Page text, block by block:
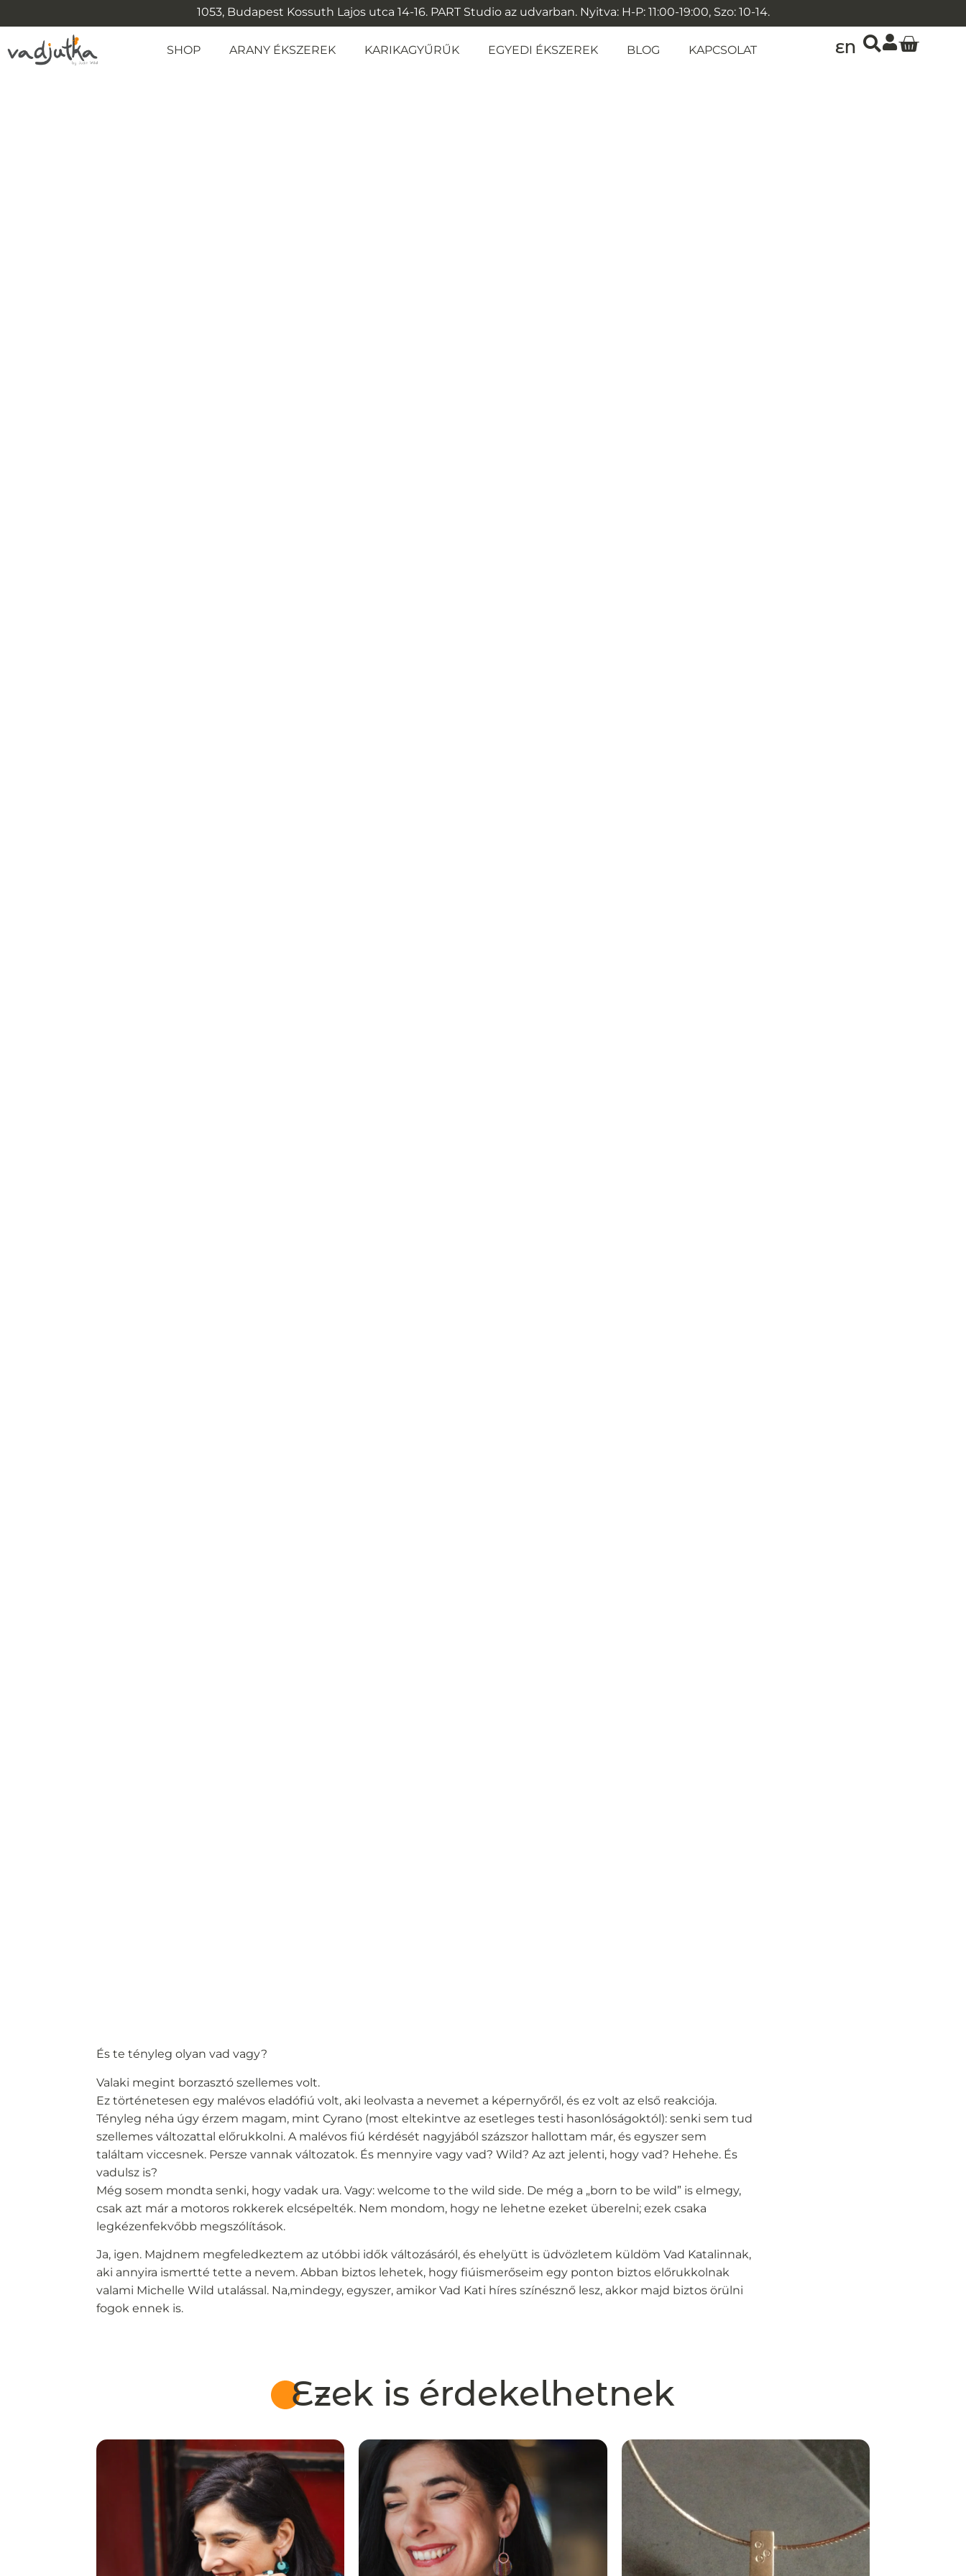
1053, Budapest Kossuth Lajos utca 14-16. PART Studio az udvarban. Nyitva: H-P: 11:00-19:00, Szo: 10-14.
SHOP ARANY ÉKSZEREK KARIKAGYŰRŰK EGYEDI ÉKSZEREK BLOG KAPCSOLAT EN
És te tényleg olyan vad vagy?
Valaki megint borzasztó szellemes volt.
Ez történetesen egy malévos eladófiú volt, aki leolvasta a nevemet a képernyőről, és ez volt az első reakciója.
Tényleg néha úgy érzem magam, mint Cyrano (most eltekintve az esetleges testi hasonlóságoktól): senki sem tud
szellemes változattal előrukkolni. A malévos fiú kérdését nagyjából százszor hallottam már, és egyszer sem
találtam viccesnek. Persze vannak változatok. És mennyire vagy vad? Wild? Az azt jelenti, hogy vad? Hehehe. És
vadulsz is?
Még sosem mondta senki, hogy vadak ura. Vagy: welcome to the wild side. De még a „born to be wild” is elmegy,
csak azt már a motoros rokkerek elcsépelték. Nem mondom, hogy ne lehetne ezeket überelni; ezek csaka
legkézenfekvőbb megszólítások.
Ja, igen. Majdnem megfeledkeztem az utóbbi idők változásáról, és ehelyütt is üdvözletem küldöm Vad Katalinnak,
aki annyira ismertté tette a nevem. Abban biztos lehetek, hogy fiúismerőseim egy ponton biztos előrukkolnak
valami Michelle Wild utalással. Na,mindegy, egyszer, amikor Vad Kati híres színésznő lesz, akkor majd biztos örülni
fogok ennek is.
Ezek is érdekelhetnek